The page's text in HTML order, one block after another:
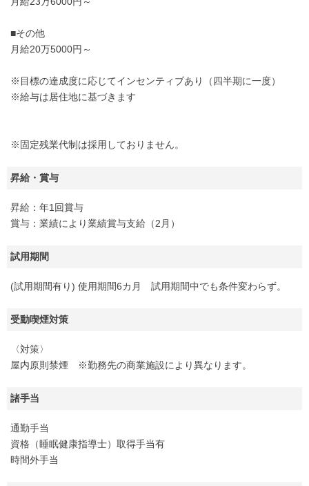
■その他
月給20万5000円～
※目標の達成度に応じてインセンティブあり（四半期に一度）
※給与は居住地に基づきます
※固定残業代制は採用しておりません。
昇給・賞与
昇給：年1回賞与
賞与：業績により業績賞与支給（2月）
試用期間
(試用期間有り) 使用期間6カ月 試用期間中でも条件変わらず。
受動喫煙対策
〈対策〉
屋内原則禁煙 ※勤務先の商業施設により異なります。
諸手当
通勤手当
資格（睡眠健康指導士）取得手当有
時間外手当